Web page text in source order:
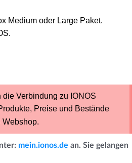
Medium oder Large Paket.
Verbindung zu IONOS
Preise und Bestände
Webshop.
mein.ionos.de an. Sie gelangen